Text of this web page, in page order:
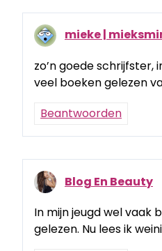
mieke |
zo’n goede schrijfster,
veel boeken gelezen
Beantwoorden
Blog En Beauty
In mijn jeugd wel vaak
gelezen. Nu lees ik